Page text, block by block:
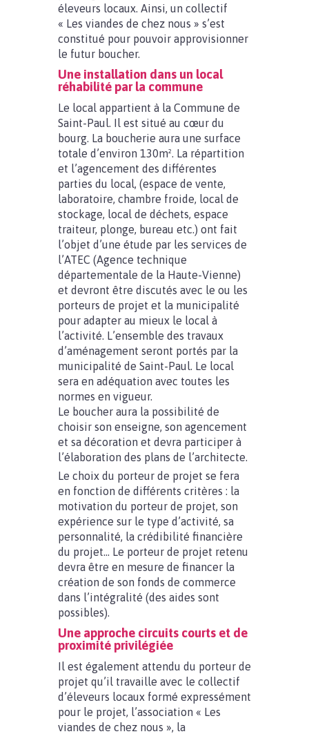
éleveurs locaux. Ainsi, un collectif
« Les viandes de chez nous » s’est
constitué pour pouvoir approvisionner
le futur boucher.
Une installation dans un local
réhabilité par la commune
Le local appartient à la Commune de
Saint-Paul. Il est situé au cœur du
bourg. La boucherie aura une surface
totale d’environ 130m². La répartition
et l’agencement des différentes
parties du local, (espace de vente,
laboratoire, chambre froide, local de
stockage, local de déchets, espace
traiteur, plonge, bureau etc.) ont fait
l’objet d’une étude par les services de
l’ATEC (Agence technique
départementale de la Haute-Vienne)
et devront être discutés avec le ou les
porteurs de projet et la municipalité
pour adapter au mieux le local à
l’activité. L’ensemble des travaux
d’aménagement seront portés par la
municipalité de Saint-Paul. Le local
sera en adéquation avec toutes les
normes en vigueur.
Le boucher aura la possibilité de
choisir son enseigne, son agencement
et sa décoration et devra participer à
l’élaboration des plans de l’architecte.
Le choix du porteur de projet se fera
en fonction de différents critères : la
motivation du porteur de projet, son
expérience sur le type d’activité, sa
personnalité, la crédibilité financière
du projet… Le porteur de projet retenu
devra être en mesure de financer la
création de son fonds de commerce
dans l’intégralité (des aides sont
possibles).
Une approche circuits courts et de
proximité privilégiée
Il est également attendu du porteur de
projet qu’il travaille avec le collectif
d’éleveurs locaux formé expressément
pour le projet, l’association « Les
viandes de chez nous », la